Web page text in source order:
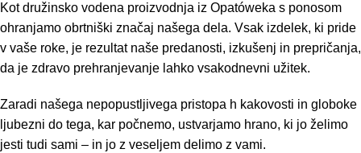
Kot družinsko vodena proizvodnja iz Opatóweka s ponosom
ohranjamo obrtniški značaj našega dela. Vsak izdelek, ki pride
v vaše roke, je rezultat naše predanosti, izkušenj in prepričanja,
da je zdravo prehranjevanje lahko vsakodnevni užitek.
Zaradi našega nepopustljivega pristopa h kakovosti in globoke
ljubezni do tega, kar počnemo, ustvarjamo hrano, ki jo želimo
jesti tudi sami – in jo z veseljem delimo z vami.